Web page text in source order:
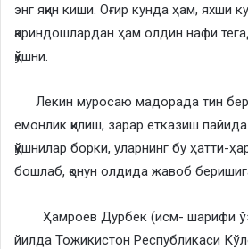
энг яқин киши. Оғир кунда ҳам, яхши
қариндошлардан ҳам олдин нафи
қўшни.
Лекин муросаю мадорада тин
ёмонлик қилиш, зарар етказиш
қўшнилар борки, уларнинг бу ҳатти-
бошлаб, қонун олдида жавоб
Ҳамроев Дурбек (исм- шарифи
йилда Тожикистон Республикаси